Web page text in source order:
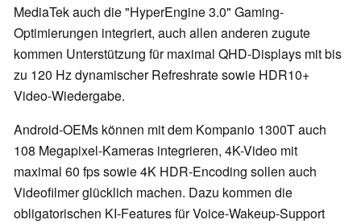
MediaTek auch die "HyperEngine 3.0" Gaming-
Optimierungen integriert, auch allen anderen zugute
kommen Unterstützung für maximal QHD-Displays mit bis
zu 120 Hz dynamischer Refreshrate sowie HDR10+
Video-Wiedergabe.
Android-OEMs können mit dem Kompanio 1300T auch
108 Megapixel-Kameras integrieren, 4K-Video mit
maximal 60 fps sowie 4K HDR-Encoding sollen auch
Videofilmer glücklich machen. Dazu kommen die
obligatorischen KI-Features für Voice-Wakeup-Support